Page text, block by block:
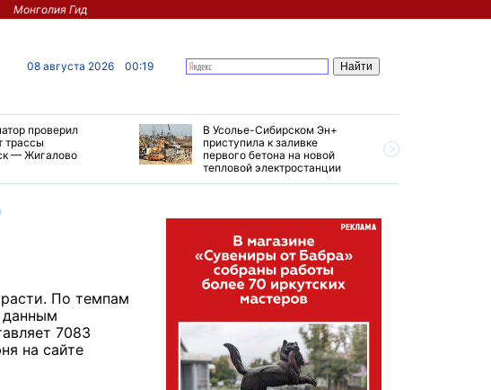
Монголия Гид
08 августа 2026 00:19
проверил
трассы
— Жигалово
В Усолье-Сибирском Эн+
приступила к заливке
первого бетона на новой
тепловой электростанции
По темпам
данным
7083
на сайте